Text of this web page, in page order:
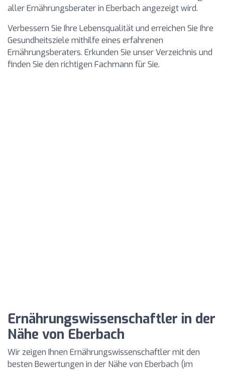
aller Ernährungsberater in Eberbach angezeigt wird.
Verbessern Sie Ihre Lebensqualität und erreichen Sie Ihre
Gesundheitsziele mithilfe eines erfahrenen
Ernährungsberaters. Erkunden Sie unser Verzeichnis und
finden Sie den richtigen Fachmann für Sie.
Ernährungswissenschaftler in der
Nähe von Eberbach
Wir zeigen Ihnen Ernährungswissenschaftler mit den
besten Bewertungen in der Nähe von Eberbach (im